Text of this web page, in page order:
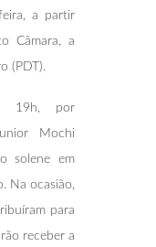
a partir
Câmara, a
(PDT).
19h, por
Mochi
solene em
Na ocasião,
para
receber a